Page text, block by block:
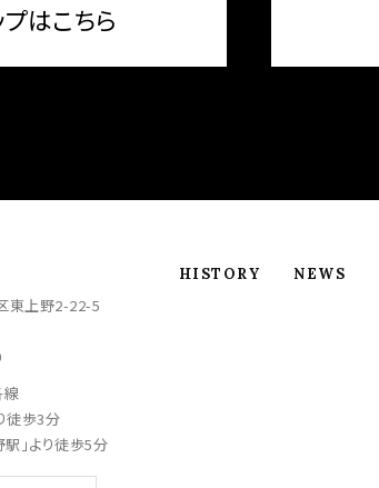
はこちら
東上野2-22-5
線
徒歩3分
駅」より徒歩5分
HISTORY NEWS